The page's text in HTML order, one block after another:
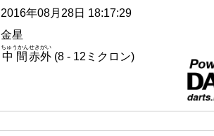
2016年08月28日 18:17:29
金星
中間
ちゅうかん
赤外
せきがい
(8 - 12ミクロン)